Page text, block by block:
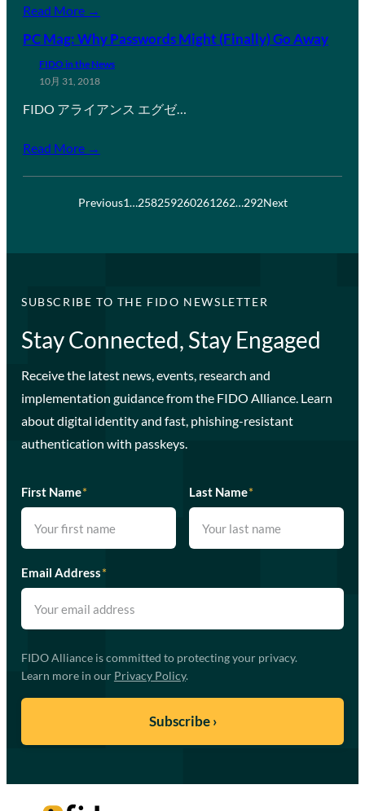
Read More →
PC Mag: Why Passwords Might (Finally) Go Away
FIDO in the News
10月 31, 2018
FIDO アライアンス エグゼ…
Read More →
Previous1…258259260261262…292Next
SUBSCRIBE TO THE FIDO NEWSLETTER
Stay Connected, Stay Engaged
Receive the latest news, events, research and
implementation guidance from the FIDO Alliance. Learn
about digital identity and fast, phishing-resistant
authentication with passkeys.
First Name* Last Name*
Email Address*
FIDO Alliance is committed to protecting your privacy.
Learn more in our Privacy Policy.